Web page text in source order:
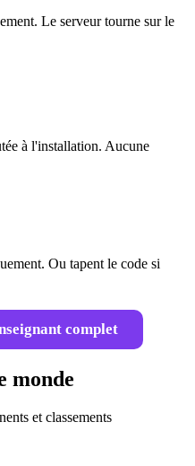
Le serveur tourne sur le
à l'installation. Aucune
Ou tapent le code si
complet
monde
et classements